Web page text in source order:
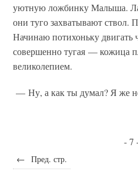
уютную ложбинку Малыша.
они туго захватывают ствол.
Начинаю потихоньку двигать
совершенно тугая — кожица
великолепием.
— Ну, а как ты думал? Я же
- 7
← Пред. стр.